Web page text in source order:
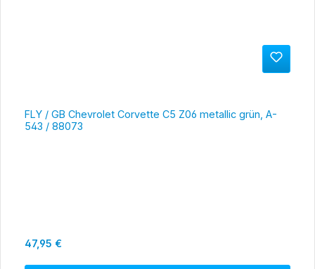
FLY / GB Chevrolet Corvette C5 Z06 metallic grün, A-
543 / 88073
Regulärer Preis:
47,95 €